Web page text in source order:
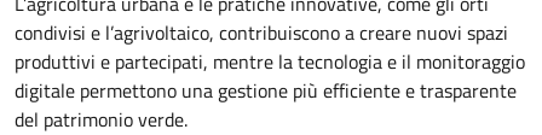
condivisi e l’agrivoltaico, contribuiscono a creare nuovi spazi
produttivi e partecipati, mentre la tecnologia e il monitoraggio
digitale permettono una gestione più efficiente e trasparente
del patrimonio verde.